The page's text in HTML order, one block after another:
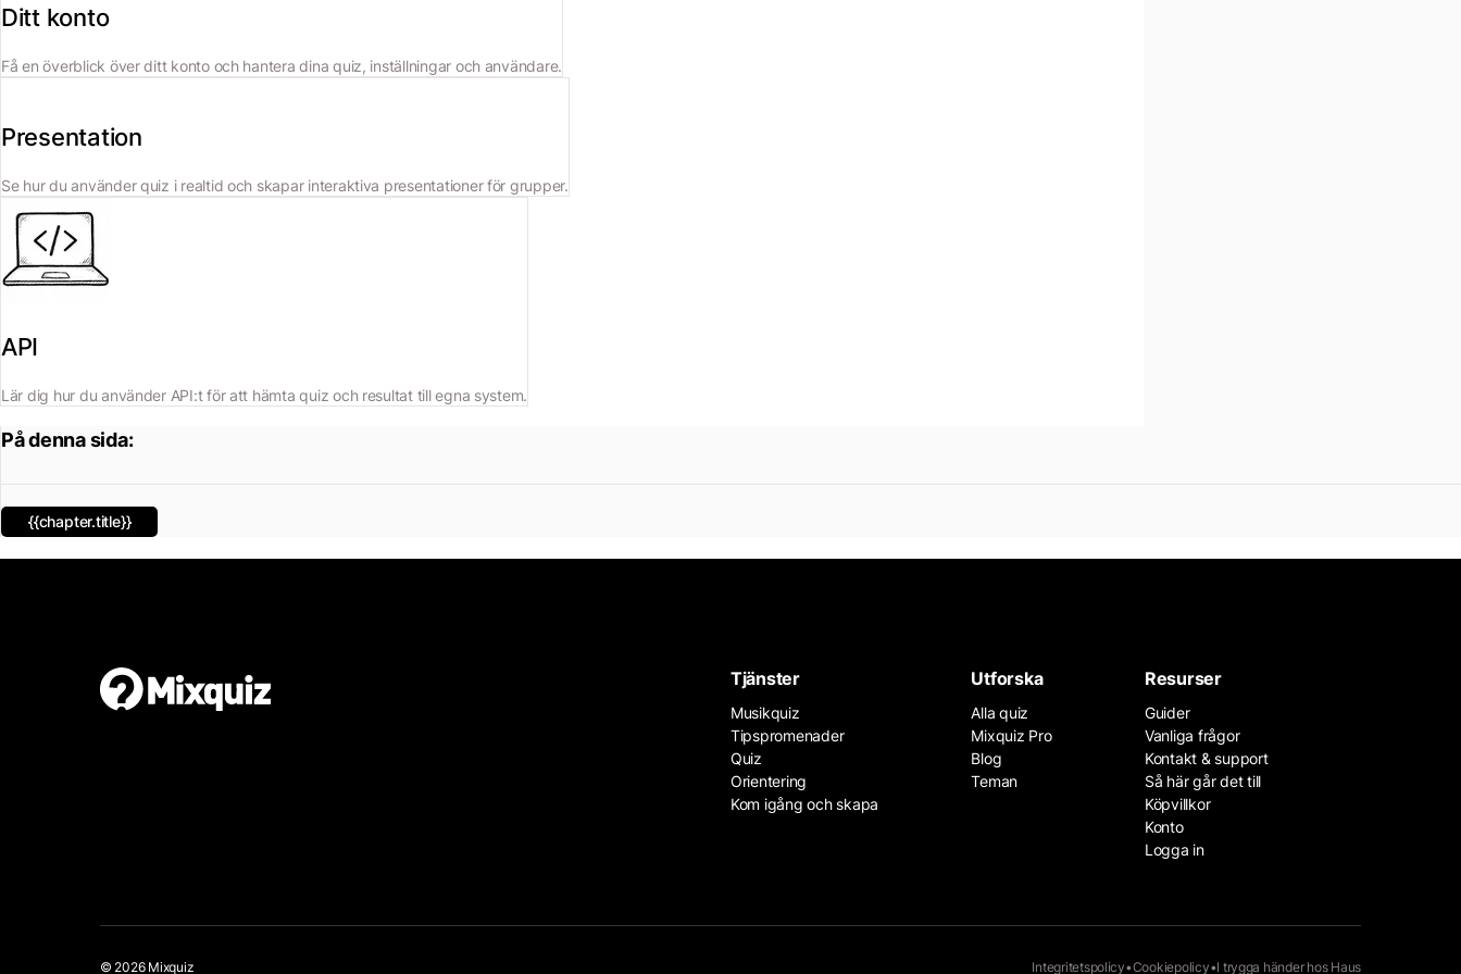
Ditt konto
Få en överblick över ditt konto och hantera dina quiz, inställningar och användare.
Presentation
Se hur du använder quiz i realtid och skapar interaktiva presentationer för grupper.
API
Lär dig hur du använder API:t för att hämta quiz och resultat till egna system.
På denna sida:
{{chapter.title}}
Tjänster
Musikquiz
Tipspromenader
Quiz
Orientering
Kom igång och skapa
Utforska
Alla quiz
Mixquiz Pro
Blog
Teman
Resurser
Guider
Vanliga frågor
Kontakt & support
Så här går det till
Köpvillkor
Konto
Logga in
© 2026 Mixquiz Integritetspolicy•Cookiepolicy•I trygga händer hos Haus